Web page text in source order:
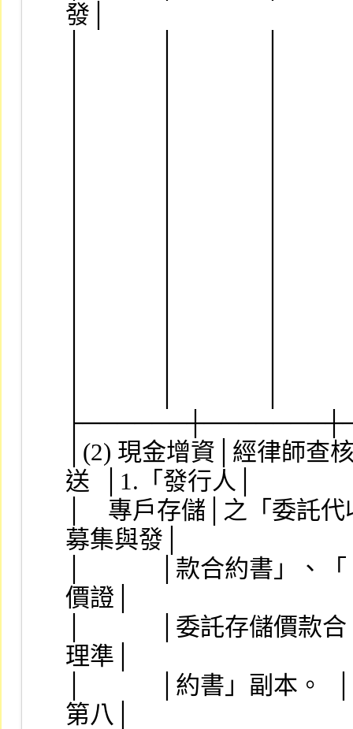
發│
│(2) 現金增資│經律師查
送  │1.「發行人│
│    專戶存儲│之「委託
募集與發│
│            │款合約書」、
價證│
│            │委託存儲價款
理準│
│            │約書」副本。
第八│